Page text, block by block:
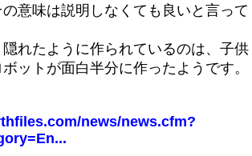
意味は説明しなくても良いと言って
れたように作られているのは、子供
ットが面白半分に作ったようです。
news/news.cfm?